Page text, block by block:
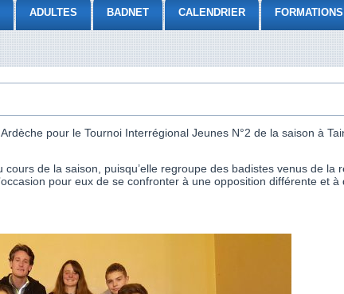
ADULTES BADNET CALENDRIER FORMATIONS
pour le Tournoi Interrégional Jeunes N°2 de la saison à
de la saison, puisqu’elle regroupe des badistes venus de la
pour eux de se confronter à une opposition différente et à